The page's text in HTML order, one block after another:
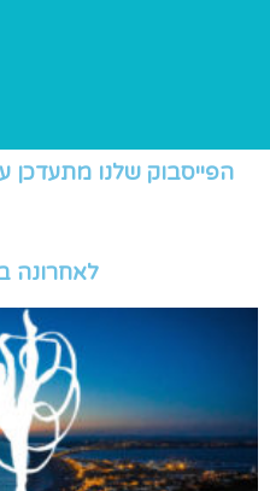
הפייסבוק שלנו מתעדכן
לאחרונה